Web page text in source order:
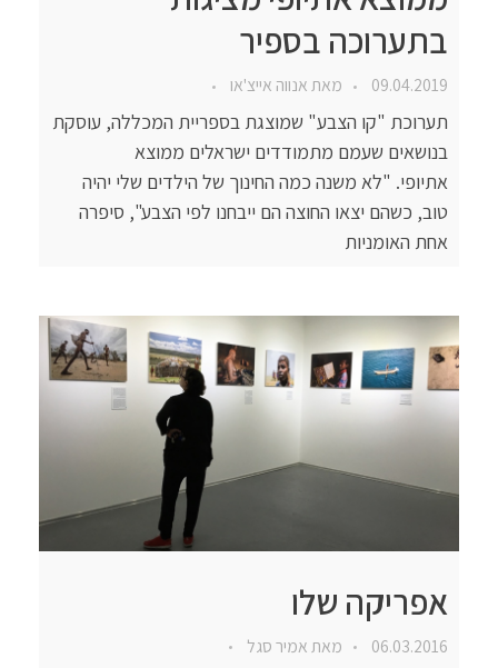
בתערוכה בספיר
09.04.2019 מאתאנווה אייצ'או
תערוכת "קו הצבע" שמוצגת בספריית המכללה, עוסקת
בנושאים שעמם מתמודדים ישראלים ממוצא
אתיופי. "לא משנה כמה החינוך של הילדים שלי יהיה
טוב, כשהם יצאו החוצה הם ייבחנו לפי הצבע", סיפרה
אחת האומניות
אפריקה שלו
06.03.2016 מאתאמיר סגל